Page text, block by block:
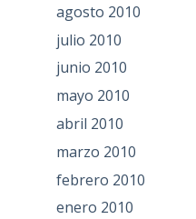
agosto 2010
julio 2010
junio 2010
mayo 2010
abril 2010
marzo 2010
febrero 2010
enero 2010